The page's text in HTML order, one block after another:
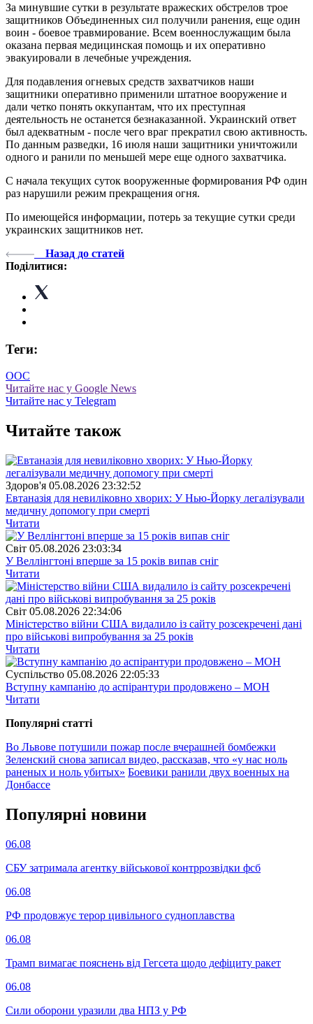
За минувшие сутки в результате вражеских обстрелов трое
защитников Объединенных сил получили ранения, еще один
воин - боевое травмирование. Всем военнослужащим была
оказана первая медицинская помощь и их оперативно
эвакуировали в лечебные учреждения.
Для подавления огневых средств захватчиков наши
защитники оперативно применили штатное вооружение и
дали четко понять оккупантам, что их преступная
деятельность не останется безнаказанной. Украинский ответ
был адекватным - после чего враг прекратил свою активность.
По данным разведки, 16 июля наши защитники уничтожили
одного и ранили по меньшей мере еще одного захватчика.
С начала текущих суток вооруженные формирования РФ один
раз нарушили режим прекращения огня.
По имеющейся информации, потерь за текущие сутки среди
украинских защитников нет.
Назад до статей
Поділитися:
Теги:
ООС
Читайте нас у Google News
Читайте нас у Telegram
Читайте також
Здоров'я 05.08.2026 23:32:52
Евтаназія для невиліковно хворих: У Нью-Йорку легалізували
медичну допомогу при смерті
Читати
Свiт 05.08.2026 23:03:34
У Веллінгтоні вперше за 15 років випав сніг
Читати
Свiт 05.08.2026 22:34:06
Міністерство війни США видалило із сайту розсекречені дані
про військові випробування за 25 років
Читати
Суспiльство 05.08.2026 22:05:33
Вступну кампанію до аспірантури продовжено – МОН
Читати
Популярнi статтi
Во Львове потушили пожар после вчерашней бомбежки
Зеленский снова записал видео, рассказав, что «у нас ноль
раненых и ноль убитых» Боевики ранили двух военных на
Донбассе
Популярнi новини
06.08
СБУ затримала агентку військової контррозвідки фсб
06.08
РФ продовжує терор цивільного судноплавства
06.08
Трамп вимагає пояснень від Гегсета щодо дефіциту ракет
06.08
Сили оборони уразили два НПЗ у РФ